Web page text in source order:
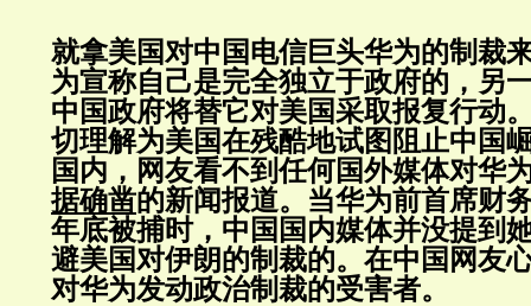
就拿美国对中国电信巨头华为的制裁
为宣称自己是完全独立于政府的，另
中国政府将替它对美国采取报复行动
切理解为美国在残酷地试图阻止中国
国内，网友看不到任何国外媒体对华
据确凿的新闻报道。当华为前首席财
年底被捕时，中国国内媒体并没提到
避美国对伊朗的制裁的。在中国网友
对华为发动政治制裁的受害者。